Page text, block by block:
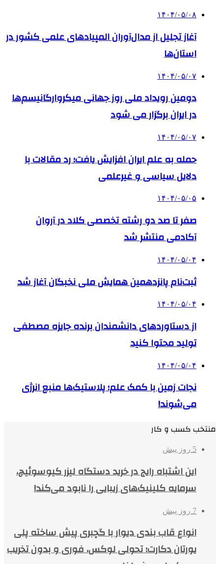
۱۴۰۴/۰۵/۰۸
آغاز تجلیل از مدال‌آوران المپیادهای علمی کشور در
استان‌ها
۱۴۰۴/۰۵/۰۷
دومین رویداد ملی روز جهانی میکروارگانیسم‌ها
در ایران برگزار می شود
۱۴۰۴/۰۵/۰۷
حمله به علم ایران افزایش یافت؛ رد مقالات با
دلایل سیاسی و غیرعلمی
۱۴۰۴/۰۵/۰۵
صفر تا صد دو رشته‌ تخصصی کلاد در آروان
آکادمی منتشر شد
۱۴۰۴/۰۵/۰۴
ثبت‌نام پانزدهمین همایش ملی نخبگان آغاز شد
۱۴۰۴/۰۵/۰۴
از دستاوردهای دانشمندان برنده جایزه مصطفی
تولید محتوا کنید
۱۴۰۴/۰۵/۰۴
نجات زمین با کمک علم؛ پلاستیک‌ها منبع انرژی
می‌شوند!
منتخب کسب و کار
5 روز پیش
این اشتباه رایج در خرید دستگاه لیزر کیوسوئیچ،
سرمایه کلینیک‌های زیبایی را نابود می‌کند!
7 روز پیش
انواع قاب بندی دیوار با گچبری پیش ساخته پلی
یورتان دکارت؛ تحولی لوکس، فوری و بدون تخریب